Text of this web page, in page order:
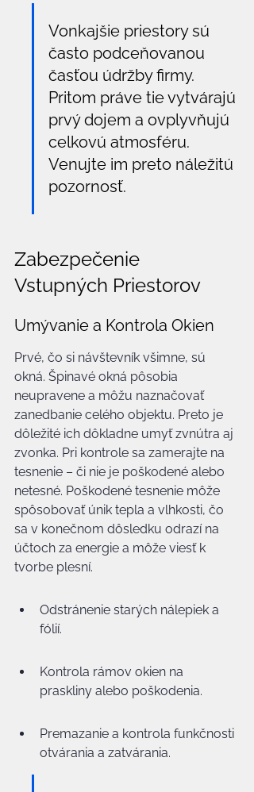
Vonkajšie priestory sú
často podceňovanou
časťou údržby firmy.
Pritom práve tie vytvárajú
prvý dojem a ovplyvňujú
celkovú atmosféru.
Venujte im preto náležitú
pozornosť.
Zabezpečenie
Vstupných Priestorov
Umývanie a Kontrola Okien
Prvé, čo si návštevník všimne, sú
okná. Špinavé okná pôsobia
neupravene a môžu naznačovať
zanedbanie celého objektu. Preto je
dôležité ich dôkladne umyť zvnútra aj
zvonka. Pri kontrole sa zamerajte na
tesnenie – či nie je poškodené alebo
netesné. Poškodené tesnenie môže
spôsobovať únik tepla a vlhkosti, čo
sa v konečnom dôsledku odrazí na
účtoch za energie a môže viesť k
tvorbe plesní.
Odstránenie starých nálepiek a
fólií.
Kontrola rámov okien na
praskliny alebo poškodenia.
Premazanie a kontrola funkčnosti
otvárania a zatvárania.